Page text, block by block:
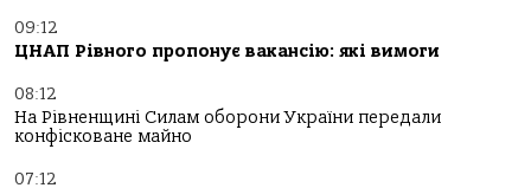
09:12
ЦНАП Рівного пропонує вакансію: які вимоги
08:12
На Рівненщині Силам оборони України передали
конфісковане майно
07:12